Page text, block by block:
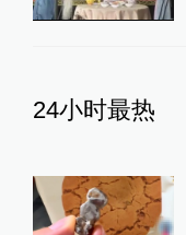
24小时最热